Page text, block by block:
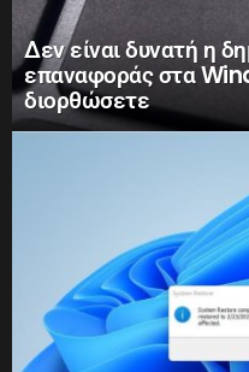
Δεν είναι δυνατή η
επαναφοράς στα
διορθώσετε